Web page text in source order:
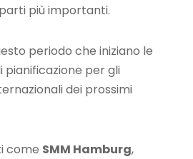
più importanti.
periodo che iniziano le
pianificazione per gli
dei prossimi
come SMM Hamburg,